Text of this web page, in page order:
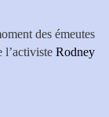
des émeutes
l’activiste Rodney